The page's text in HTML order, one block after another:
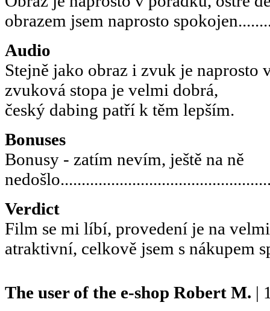
obrazem jsem naprosto
Audio
Stejně jako obraz i zvuk je naprosto
zvuková stopa je velmi dobrá,
český dabing patří k těm lepším.
Bonuses
Bonusy - zatím nevím, ještě na ně
Verdict
Film se mi líbí, provedení je na
atraktivní, celkově jsem s nákupem
The user of the e-shop Robert M. |